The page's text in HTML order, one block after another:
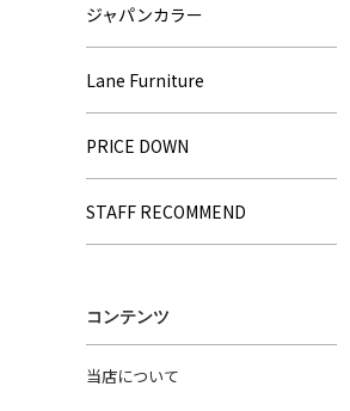
ジャパンカラー
Lane Furniture
PRICE DOWN
STAFF RECOMMEND
コンテンツ
当店について